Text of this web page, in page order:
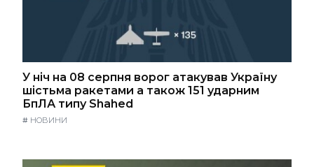
У ніч на 08 серпня ворог атакував Україну
шістьма ракетами а також 151 ударним
БпЛА типу Shahed
# НОВИНИ